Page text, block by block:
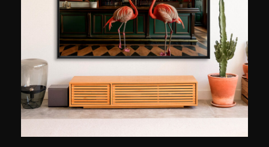
Folli Follie, Hermès y Napapijri. Además de en
Londres, Nueva York y Mónaco, sus fotografías
se han presentado en el Museo de las Cícladas
en Grecia, el Museo del Louvre en París y el
Museo de Arte Hangaram en Corea. Marina
Vernicos fue la ganadora del Premio Sandro
Botticelli en el Palazzo Giucciardi Bongianna de
Florencia y recibió el primer premio de National